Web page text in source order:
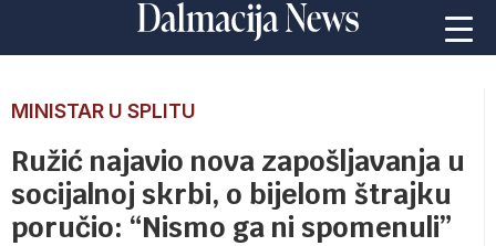
MINISTAR U SPLITU
Ružić najavio nova zapošljavanja u
socijalnoj skrbi, o bijelom štrajku
poručio: “Nismo ga ni spomenuli”